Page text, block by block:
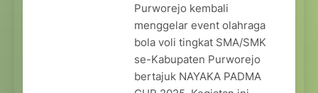
Purworejo kembali
menggelar event olahraga
bola voli tingkat SMA/SMK
se-Kabupaten Purworejo
bertajuk NAYAKA PADMA